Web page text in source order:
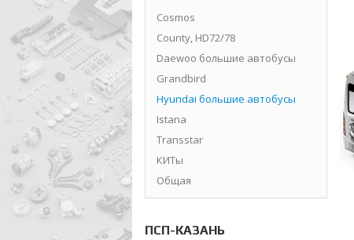
Cosmos
County, HD72/78
Daewoo большие автобусы
Grandbird
Hyundai большие автобусы
Istana
Transstar
КИТы
Общая
ПСП-КАЗАНЬ